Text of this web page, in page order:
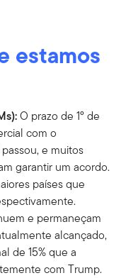
estamos
O prazo de 1º de
com o
e muitos
garantir um acordo.
países que
e permaneçam
alcançado,
de 15% que a
com Trump.